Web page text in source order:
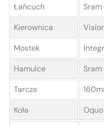
Łańcuch
Kierownica
Mostek
Hamulce
Tarcze
Koła